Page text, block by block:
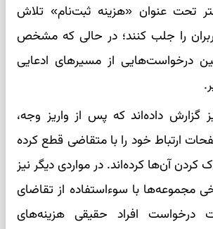
تحت عنوان «هزینه ثبت‌نام» تلاش
را جلب کنند؛ در حالی که مشخص
درخواست‌هایی از مسیرهای ادعایی
گزارش داده‌اند که پس از واریز وجه،
ارتباط خود را با متقاضی قطع کرده
کردن آن‌ها کرده‌اند. در مواردی دیگر نیز
مجموعه‌ها با سوءاستفاده از تقاضای
درخواست افراد حقیقی هزینه‌های